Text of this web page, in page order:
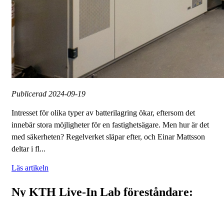
Publicerad 2024-09-19
Intresset för olika typer av batterilagring ökar, eftersom det
innebär stora möjligheter för en fastighetsägare. Men hur är det
med säkerheten? Regelverket släpar efter, och Einar Mattsson
deltar i fl...
Läs artikeln
Ny KTH Live-In Lab föreståndare: